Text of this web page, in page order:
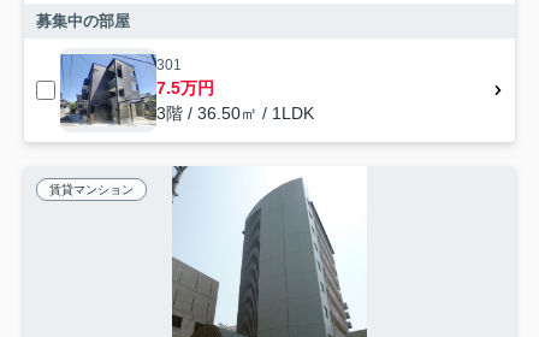
募集中の部屋
301
7.5万円
3階 / 36.50㎡ / 1LDK
賃貸マンション